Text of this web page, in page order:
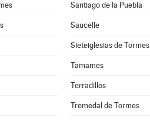
Santiago de la Puebla
Saucelle
Sieteiglesias de Tormes
Tamames
Terradillos
Tremedal de Tormes